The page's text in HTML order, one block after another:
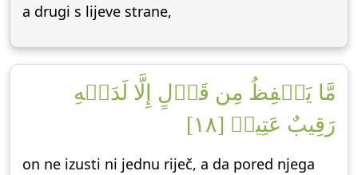
a drugi s lijeve strane,
مَّا يَلۡفِظُ مِن قَوۡلٍ إِلَّا لَدَيۡهِ
رَقِيبٌ عَتِيدٞ [١٨]
on ne izusti ni jednu riječ, a da pored njega